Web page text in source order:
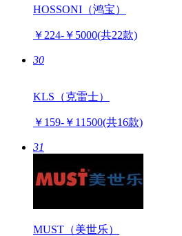
HOSSONI（鸿宝）
￥224-￥5000(共22款)
30
KLS（克雷士）
￥159-￥11500(共16款)
31
MUST（美世乐）